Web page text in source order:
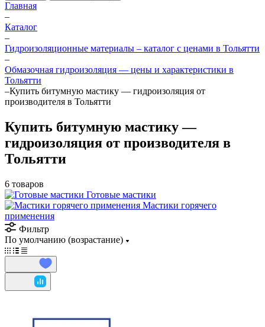
Главная
–
Каталог
–
Гидроизоляционные материалы – каталог с ценами в Тольятти
–
Обмазочная гидроизоляция — цены и характеристики в
Тольятти
–Купить битумную мастику — гидроизоляция от
производителя в Тольятти
Купить битумную мастику —
гидроизоляция от производителя в
Тольятти
6 товаров
Готовые мастики
Мастики горячего
применения
Фильтр
По умолчанию (возрастание)